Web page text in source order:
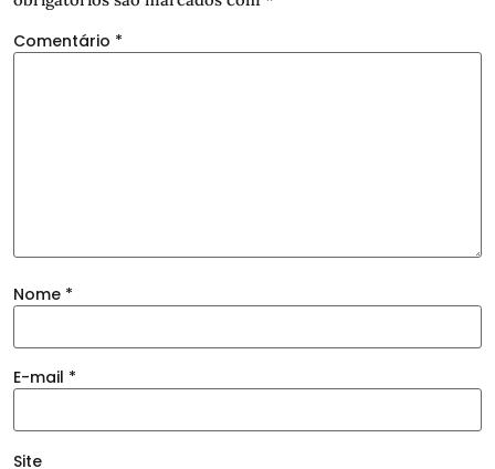
Comentário *
Nome *
E-mail *
Site